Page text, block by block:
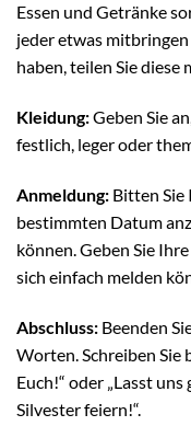
Essen und Getränke
jeder etwas
haben, teilen Sie diese
Kleidung:Geben Sie
festlich, leger oder
Anmeldung: Bitten Sie
bestimmten Datum
können. Geben Sie
sich einfach melden
Abschluss: Beenden
Worten. Schreiben Sie
Euch!“ oder „Lasst
Silvester feiern!“.